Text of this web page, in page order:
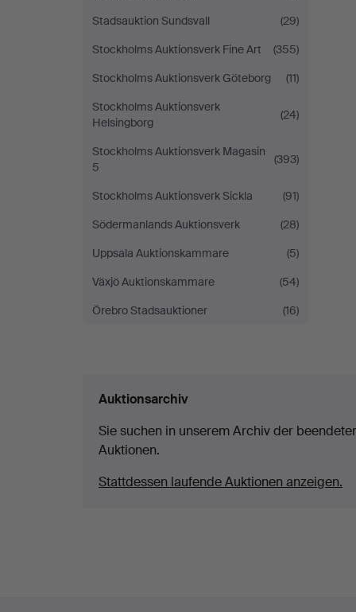
Stadsauktion Sundsvall
(29)
Stockholms Auktionsverk Fine Art
(355)
Stockholms Auktionsverk Göteborg
(11)
Stockholms Auktionsverk
Helsingborg
(24)
Stockholms Auktionsverk Magasin
5
(393)
Stockholms Auktionsverk Sickla
(91)
Södermanlands Auktionsverk
(28)
Uppsala Auktionskammare
(5)
Växjö Auktionskammare
(54)
Örebro Stadsauktioner
(16)
Auktionsarchiv
Sie suchen in unserem Archiv der
Auktionen.
Stattdessen laufende Auktionen anzeigen.